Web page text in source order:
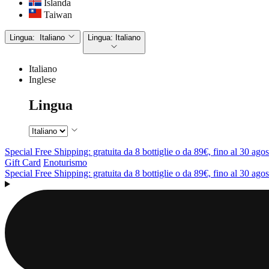
Islanda
Taiwan
Lingua: Italiano Lingua: Italiano
Italiano
Inglese
Lingua
Special Free Shipping: gratuita da 8 bottiglie o da 89€, fino al 30
Gift Card Enoturismo
Special Free Shipping: gratuita da 8 bottiglie o da 89€, fino al 30